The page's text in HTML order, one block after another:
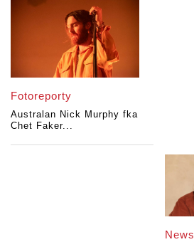
Fotoreporty
Australan Nick Murphy fka
Chet Faker...
News